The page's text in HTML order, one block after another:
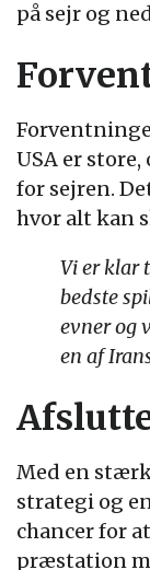
på sejr og
USA er
for sejren.
hvor alt kan
Vi er klar
bedste
evner og
en af
Med en
strategi og
chancer for
præstation